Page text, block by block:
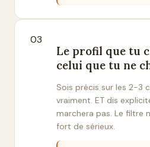
03
Le profil que tu
celui que tu ne
Sois précis sur les 2-3
vraiment. ET dis
marchera pas. Le filtre
fort de sérieux.